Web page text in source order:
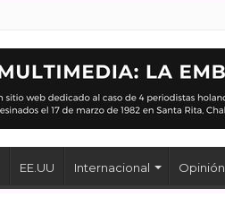
EE.UU Internacional Opinión